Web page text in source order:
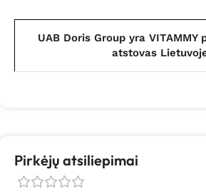
UAB Doris Group yra VITAMMY
atstovas
Pirkėjų atsiliepimai